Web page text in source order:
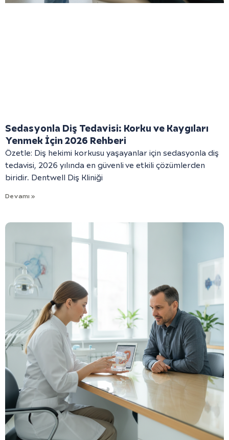
Sedasyonla Diş Tedavisi: Korku ve Kaygıları
Yenmek İçin 2026 Rehberi
Özetle: Diş hekimi korkusu yaşayanlar için sedasyonla diş
tedavisi, 2026 yılında en güvenli ve etkili çözümlerden
biridir. Dentwell Diş Kliniği
Devamı »